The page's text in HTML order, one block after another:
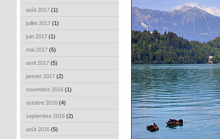
août 2017 (1)
juillet 2017 (1)
juin 2017 (1)
mai 2017 (5)
avril 2017 (5)
janvier 2017 (2)
novembre 2016 (1)
octobre 2016 (4)
septembre 2016 (2)
août 2016 (5)